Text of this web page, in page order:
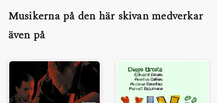
Musikerna på den här skivan medverkar
även på